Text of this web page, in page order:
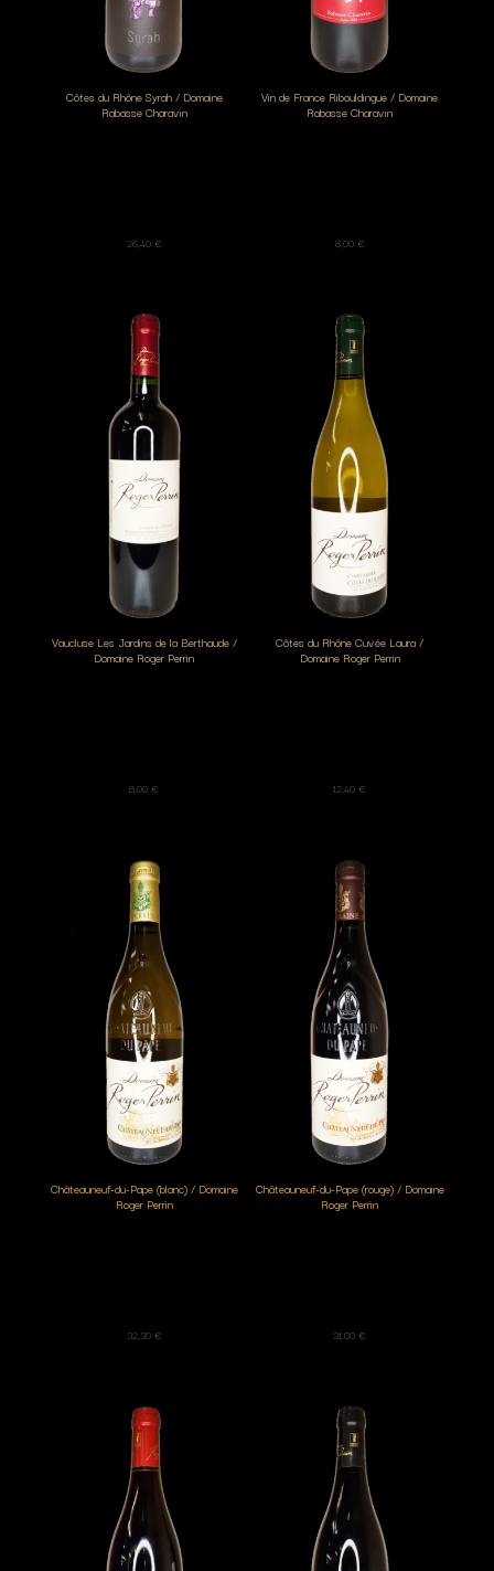
Côtes du Rhône Syrah / Domaine
Rabasse Charavin
26,40 €
Vin de France Ribouldingue / Domaine
Rabasse Charavin
8,00 €
Vaucluse Les Jardins de la Berthaude /
Domaine Roger Perrin
8,00 €
Côtes du Rhône Cuvée Laura /
Domaine Roger Perrin
12,40 €
Châteauneuf-du-Pape (blanc) / Domaine
Roger Perrin
32,30 €
Châteauneuf-du-Pape (rouge) / Domaine
Roger Perrin
31,00 €